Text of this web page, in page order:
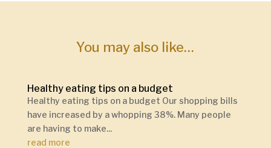
You may also like…
Healthy eating tips on a budget
Healthy eating tips on a budget Our shopping bills
have increased by a whopping 38%. Many people
are having to make...
read more